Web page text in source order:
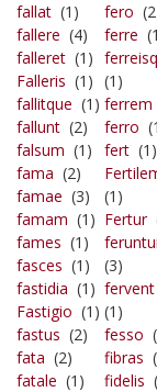
fallat (1)
fallere (4)
falleret (1)
Falleris (1)
fallitque (1)
fallunt (2)
falsum (1)
fama (2)
famae (3)
famam (1)
fames (1)
fasces (1)
fastidia (1)
Fastigio (1)
fastus (2)
fata (2)
fatale (1)
fero
ferre
(1)
ferrem
ferro
fert (1)
(1)
Fertur
(3)
fervent
(1)
fesso
fibras
fidelis